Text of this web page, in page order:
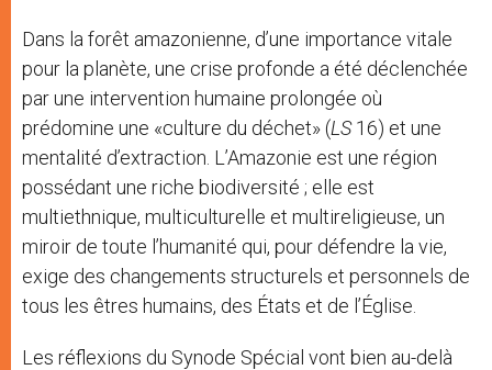
Dans la forêt amazonienne, d’une importance vitale
pour la planète, une crise profonde a été déclenchée
par une intervention humaine prolongée où
prédomine une «culture du déchet» (LS16) et une
mentalité d’extraction. L’Amazonie est une région
possédant une riche biodiversité ; elle est
multiethnique, multiculturelle et multireligieuse, un
miroir de toute l’humanité qui, pour défendre la vie,
exige des changements structurels et personnels de
tous les êtres humains, des États et de l’Église.
Les réflexions du Synode Spécial vont bien au-delà